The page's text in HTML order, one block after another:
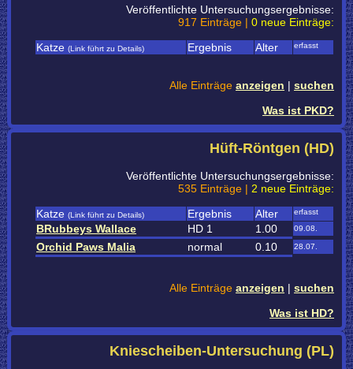
Veröffentlichte Untersuchungsergebnisse:
917 Einträge | 0 neue Einträge:
Katze (Link führt zu Details) Ergebnis Alter erfasst
Alle Einträge anzeigen | suchen
Was ist PKD?
Hüft-Röntgen (HD)
Veröffentlichte Untersuchungsergebnisse:
535 Einträge | 2 neue Einträge:
Katze (Link führt zu Details) Ergebnis Alter erfasst
BRubbeys Wallace HD 1 1.00 09.08.
Orchid Paws Malia normal 0.10 28.07.
Alle Einträge anzeigen | suchen
Was ist HD?
Kniescheiben-Untersuchung (PL)